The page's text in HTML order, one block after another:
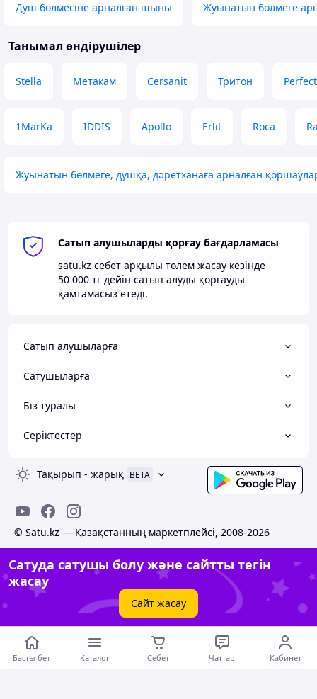
Душ бөлмесіне арналған шыны Жуынатын бөлмеге
Танымал өндірушілер
Stella Метакам Cersanit Тритон
1MarKa IDDIS Apollo Erlit Roca
Жуынатын бөлмеге, душқа, дәретханаға арналған
Сатып алушыларды қорғау бағдарламасы
satu.kz себет арқылы төлем жасау кезінде
50 000 тг дейін сатып алуды қорғауды
қамтамасыз етеді.
Сатып алушыларға
Сатушыларға
Біз туралы
Серіктестер
Тақырып - жарық BETA
© Satu.kz — Қазақстанның маркетплейсі, 2008-2026
Сатуда сатушы болу және сайтты тегін
жасау
Сайт жасау
Басты бет Каталог Себет Чаттар Кабинет